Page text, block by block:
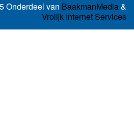
Onderdeel van BaakmanMedia&
Vrolijk Internet Services